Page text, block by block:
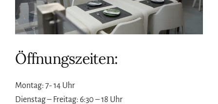
Öffnungszeiten:
Montag: 7- 14 Uhr
Dienstag – Freitag: 6:30 – 18 Uhr